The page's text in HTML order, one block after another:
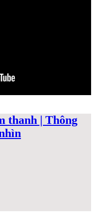
thanh | Thông